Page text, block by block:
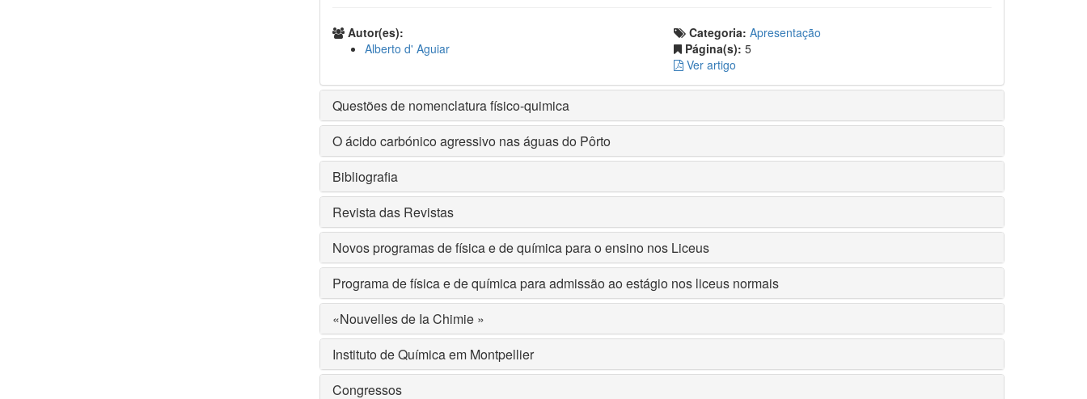
Autor(es):
Alberto d' Aguiar
Categoria: Apresentação
Página(s): 5
Ver artigo
Questões de nomenclatura físico-quimica
O ácido carbónico agressivo nas águas do Pôrto
Bibliografia
Revista das Revistas
Novos programas de física e de química para o ensino nos Liceus
Programa de física e de química para admissão ao estágio nos liceus normais
«Nouvelles de Ia Chimie »
Instituto de Química em Montpellier
Congressos